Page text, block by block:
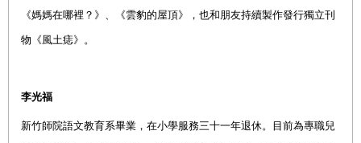
《媽媽在哪裡？》、《雲豹的屋頂》，也和朋友持續製作發行獨立刊
物《風土痣》。
李光福
新竹師院語文教育系畢業 ，在小學服務三十一年退休。目前為專職兒